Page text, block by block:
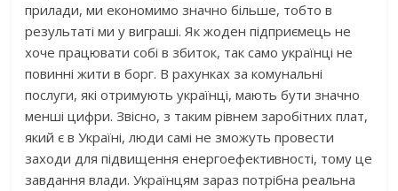
прилади, ми економимо значно більше, тобто в
результаті ми у виграші. Як жоден підприємець не
хоче працювати собі в збиток, так само українці не
повинні жити в борг. В рахунках за комунальні
послуги, які отримують українці, мають бути значно
менші цифри. Звісно, з таким рівнем заробітних плат,
який є в Україні, люди самі не зможуть провести
заходи для підвищення енергоефективності, тому це
завдання влади. Українцям зараз потрібна реальна